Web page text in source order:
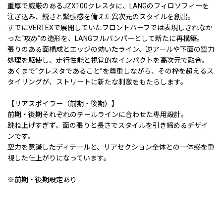
重厚で威厳のあるJZX100クレスタに、LANGのフィロソフィーを
注ぎ込み、鋭さと緊張感を備えた異次元のスタイルを創出。
すでにVERTEXで展開していたフロントハーフでは表現しきれなか
った“攻め”の造形を、LANGフルバンパーとして新たに再構築。
張りのある面構成とエッジの効いたライン、逆アールや下面の空力
処理を駆使し、走行性能と視覚的なインパクトを高次元で融合。
あくまで“クレスタであること”を尊重しながら、その枠を超えるス
タイリングが、ストリートに新たな刺激をもたらします。
【リアスポイラー（前期・後期）】
前期・後期それぞれのテールラインに合わせた専用設計。
跳ね上げすぎず、面の張りと長さでスタイルを引き締めるデザイ
ンです。
空力を意識したディテールと、リアセクション全体との一体感を重
視した仕上がりになっています。
※前期・後期設定あり